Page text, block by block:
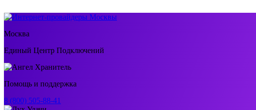
Москва
Единый Центр Подключений
Помощь и поддержка
8 (800) 505-88-41